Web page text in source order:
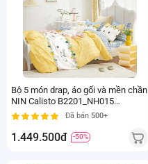
Bộ 5 món drap, áo gối và mền chần
NIN Calisto B2201_NH015
(180x200+30cm)Đã bán 500+
1.449.500đ -50%